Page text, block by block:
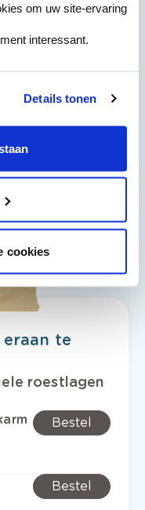
om uw site-ervaring
interessant.
Details tonen
cookies
zijn voor jouw
wikkelen tot
nadien en dan
Als de
Spirit.
te
roestlagen
Bestel
Bestel